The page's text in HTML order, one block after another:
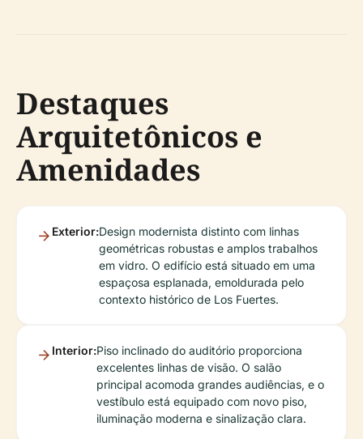
Destaques
Arquitetônicos e
Amenidades
Exterior:Design modernista distinto com linhas
geométricas robustas e amplos trabalhos
em vidro. O edifício está situado em uma
espaçosa esplanada, emoldurada pelo
contexto histórico de Los Fuertes.
Interior:Piso inclinado do auditório proporciona
excelentes linhas de visão. O salão
principal acomoda grandes audiências, e o
vestíbulo está equipado com novo piso,
iluminação moderna e sinalização clara.